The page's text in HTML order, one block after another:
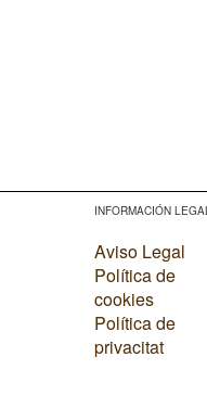
INFORMACIÓN
Aviso Legal
Política de
cookies
Política de
privacitat